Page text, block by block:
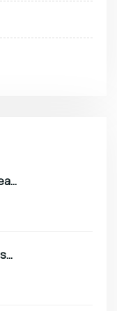
Lancement De Nouveaux Décors
Le Métier De Neuropsychologue Sous Toutes Ses Coutures !